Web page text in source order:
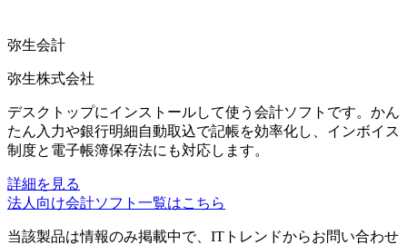
弥生会計
弥生株式会社
デスクトップにインストールして使う会計ソフトです。かん
たん入力や銀行明細自動取込で記帳を効率化し、インボイス
制度と電子帳簿保存法にも対応します。
詳細を見る
法人向け会計ソフト 一覧はこちら
当該製品は情報のみ掲載中で、ITトレンドからお問い合わせ